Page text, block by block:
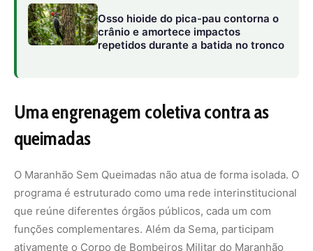
ativamente o Corpo de Bombeiros Militar do Maranhão
CBMMA), oBatalhão da Polícia Ambiental do Maranhão
Polícia Rodoviária Federal (
estaduais e federais.
Essa articulação permite que o enfrentamento às
queimadas ocorra em várias frentes simultâneas. Há
ações de capacitação técnica sobre manejo do fogo,
entrega de equipamentos de proteção individual e
ferramentas para brigadistas municipais; operações de
fiscalização em áreas críticas; e campanhas educativas
voltadas à população urbana e rural.